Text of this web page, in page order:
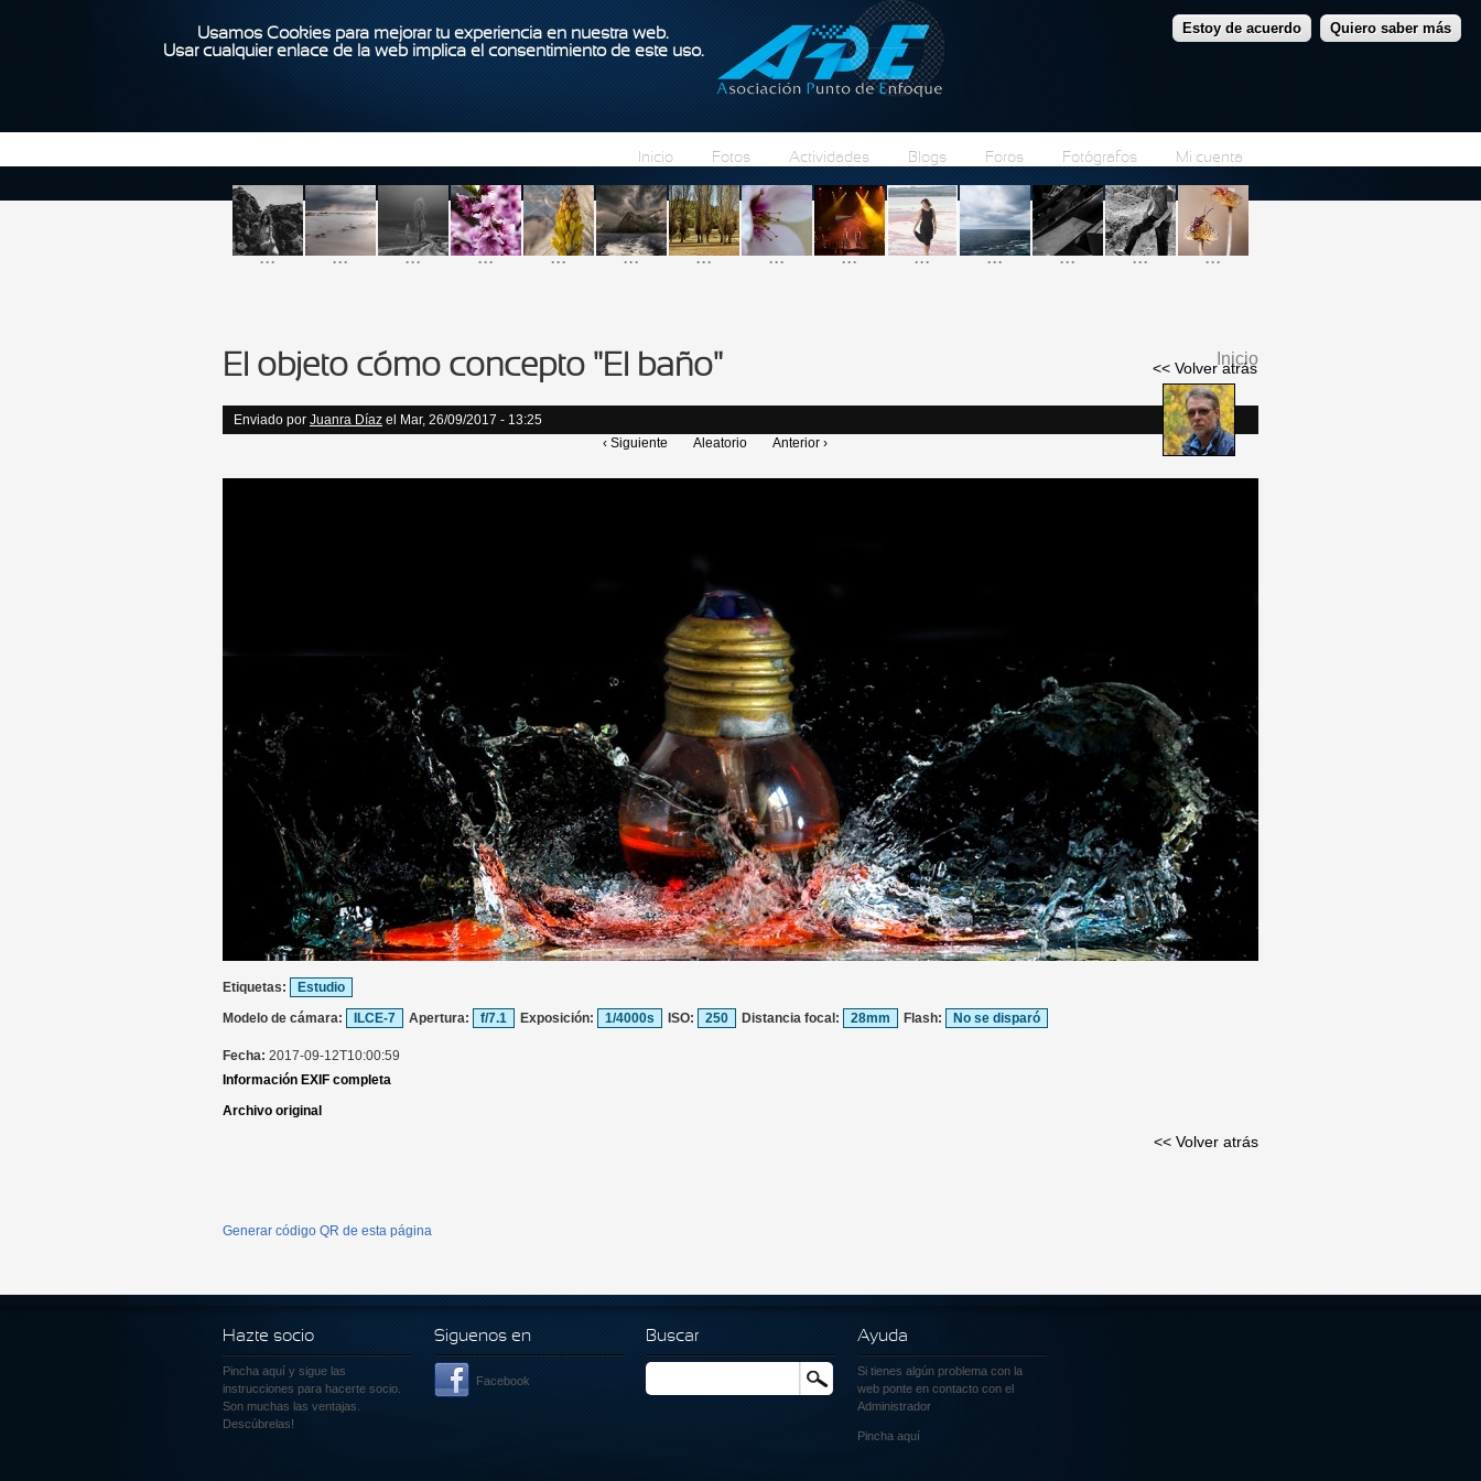
Usamos Cookies para mejorar tu experiencia en nuestra web.
Usar cualquier enlace de la web implica el consentimiento de este uso.
Estoy de acuerdo Quiero saber más
Pasar al contenido principal
Inicio Fotos Actividades Blogs Foros Fotógrafos Mi cuenta
... ... ... ... ... ... ... ... ... ... ... ... ... ...
Se encuentra usted
aquí
Inicio
El objeto cómo concepto "El baño" << Volver atrás
Enviado por Juanra Díaz el Mar, 26/09/2017 - 13:25
‹ Siguiente
Aleatorio Anterior ›
Etiquetas:
Estudio
Modelo de cámara:
ILCE-7 Apertura: f/7.1 Exposición: 1/4000s ISO: 250 Distancia focal: 28mm Flash: No se disparó
Fecha: 2017-09-12T10:00:59
Información EXIF completa
Archivo original
<< Volver atrás
Generar código QR de esta página
Hazte socio
Pincha aquí y sigue las
instrucciones para hacerte socio.
Son muchas las ventajas.
Descúbrelas!
Siguenos en
Facebook
Buscar
Buscar
Ayuda
Si tienes algún problema con la
web ponte en contacto con el
Administrador
Pincha aquí